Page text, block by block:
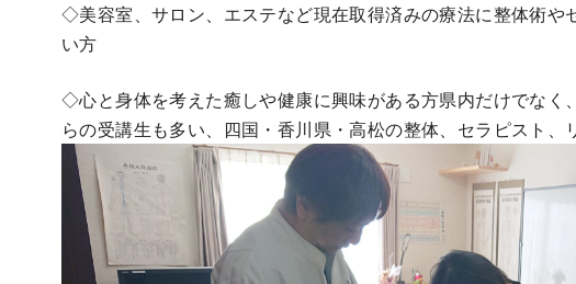
◇美容室、サロン、エステなど現在取得済みの療法に整体術や
い方
◇心と身体を考えた癒しや健康に興味がある方県内だけでなく
らの受講生も多い、四国・香川県・高松の整体、セラピスト、